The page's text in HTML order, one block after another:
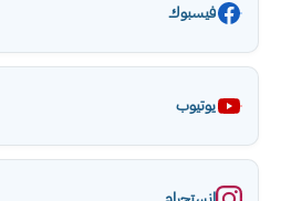
فيسبوك
يوتيوب